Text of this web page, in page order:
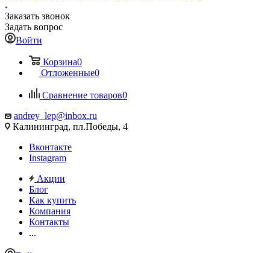
Заказать звонок
Задать вопрос
Войти
Корзина0
Отложенные0
Сравнение товаров0
andrey_lep@inbox.ru
Калининград, пл.Победы, 4
Вконтакте
Instagram
Акции
Блог
Как купить
Компания
Контакты
...